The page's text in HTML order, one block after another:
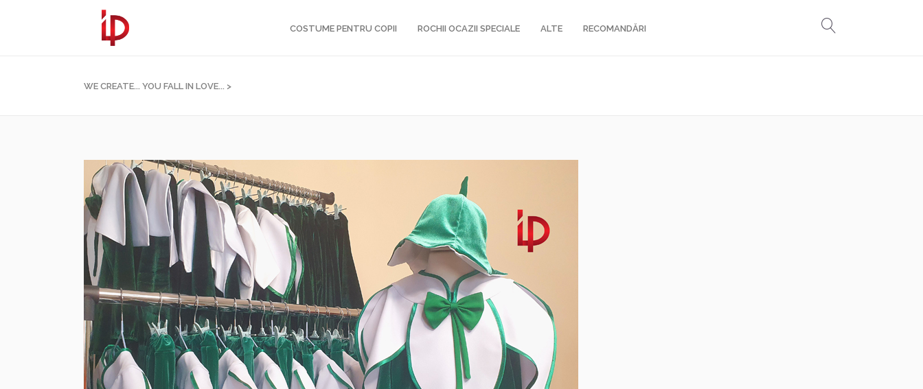
COSTUME PENTRU COPII ROCHII OCAZII SPECIALE ALTE RECOMANDĂRI
WE CREATE... YOU FALL IN LOVE... >